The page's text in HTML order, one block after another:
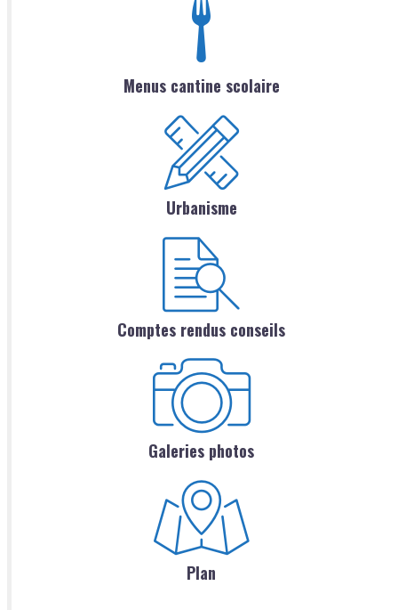
Menus cantine scolaire
Urbanisme
Comptes rendus conseils
Galeries photos
Plan